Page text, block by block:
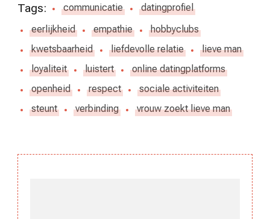
Tags: communicatie
datingprofiel
eerlijkheid
empathie
hobbyclubs
kwetsbaarheid
liefdevolle relatie
lieve man
loyaliteit
luistert
online datingplatforms
openheid
respect
sociale activiteiten
steunt
verbinding vrouw zoekt lieve man